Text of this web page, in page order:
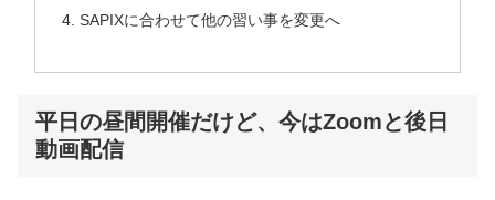
SAPIXに合わせて他の習い事を変更へ
平日の昼間開催だけど、今はZoomと後日
動画配信